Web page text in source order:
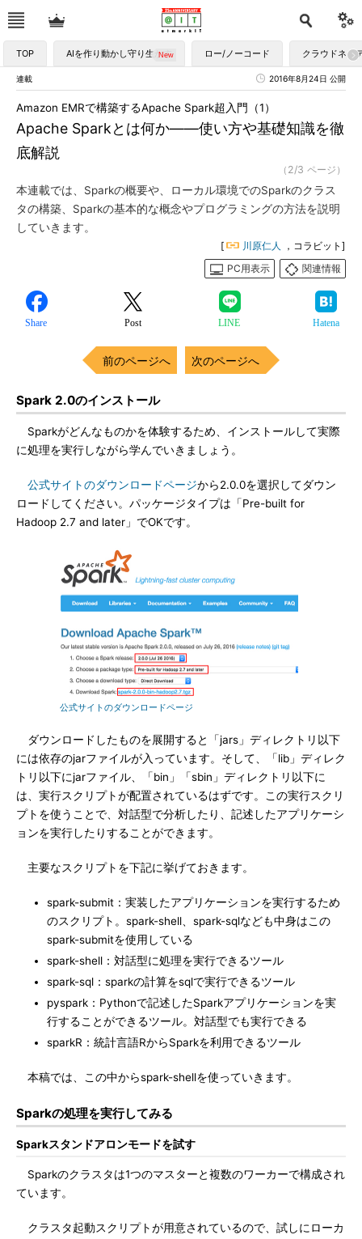
TOP AIを作り動かし守り生かす ロー/ノーコード クラウドネイ
連載 2016年8月24日 公開
Apache Sparkとは何か――使い方や基礎知識を徹
底解説
Amazon EMRで構築するApache Spark超入門（1）
（2/3 ページ）
本連載では、Sparkの概要や、ローカル環境でのSparkのクラス
タの構築、Sparkの基本的な概念やプログラミングの方法を説明
していきます。
[ 川原仁人
，コラビット]
PC用表示
関連情報
Share Post LINE Hatena
前のページへ 次のページへ
Spark 2.0のインストール
Sparkがどんなものかを体験するため、インストールして実際
に処理を実行しながら学んでいきましょう。
公式サイトのダウンロードページから2.0.0を選択してダウン
ロードしてください。パッケージタイプは「Pre-built for
Hadoop 2.7 and later」でOKです。
公式サイトのダウンロードページ
ダウンロードしたものを展開すると「jars」ディレクトリ以下
には依存のjarファイルが入っています。そして、「lib」ディレク
トリ以下にjarファイル、「bin」「sbin」ディレクトリ以下に
は、実行スクリプトが配置されているはずです。この実行スクリ
プトを使うことで、対話型で分析したり、記述したアプリケーシ
ョンを実行したりすることができます。
主要なスクリプトを下記に挙げておきます。
spark-submit：実装したアプリケーションを実行するため
のスクリプト。spark-shell、spark-sqlなども中身はこの
spark-submitを使用している
spark-shell：対話型に処理を実行できるツール
spark-sql：sparkの計算をsqlで実行できるツール
pyspark：Pythonで記述したSparkアプリケーションを実
行することができるツール。対話型でも実行できる
sparkR：統計言語RからSparkを利用できるツール
本稿では、この中からspark-shellを使っていきます。
Sparkの処理を実行してみる
Sparkスタンドアロンモードを試す
Sparkのクラスタは1つのマスターと複数のワーカーで構成され
ています。
クラスタ起動スクリプトが用意されているので、試しにローカ